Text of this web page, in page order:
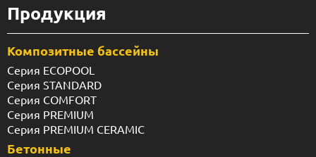
Продукция
Композитные бассейны
Серия ECOPOOL
Серия STANDARD
Серия COMFORT
Серия PREMIUM
Серия PREMIUM CERAMIC
Бетонные